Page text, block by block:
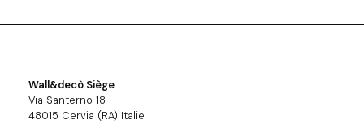
Wall&decò Siège
Via Santerno 18
48015 Cervia (RA) Italie